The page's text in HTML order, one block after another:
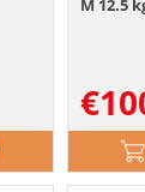
M 12.5
€